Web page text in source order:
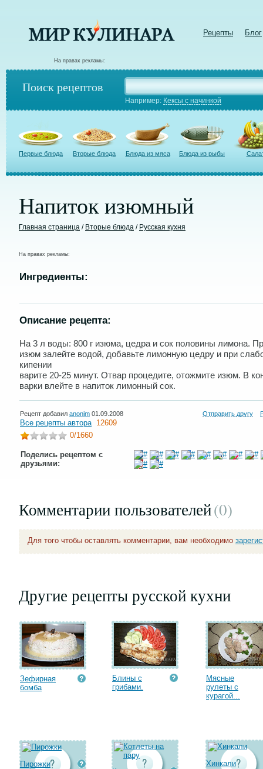
Рецепты Блог
На правах рекламы:
Поиск рецептов
Например: Кексы с начинкой
Первые блюда Вторые блюда Блюда из мяса Блюда из рыбы
Напиток изюмный
Главная страница / Вторые блюда / Русская кухня
На правах рекламы:
Ингредиенты:
Описание рецепта:
На 3 л воды: 800 г изюма, цедра и сок половины лимона.
изюм залейте водой, добавьте лимонную цедру и при
кипении
варите 20-25 минут. Отвар процедите, отожмите изюм. В
варки влейте в напиток лимонный сок.
Рецепт добавил anonim 01.09.2008 Отправить другу
Все рецепты автора 12609
0/1660
Поделись рецептом с
друзьями:
Комментарии пользователей(0)
Для того чтобы оставлять комментарии, вам необходимо
Другие рецепты русской кухни
Зефирная
бомба
Блины с
грибами.
Мясные
рулеты с
курагой...
Пирожки
Хинкали